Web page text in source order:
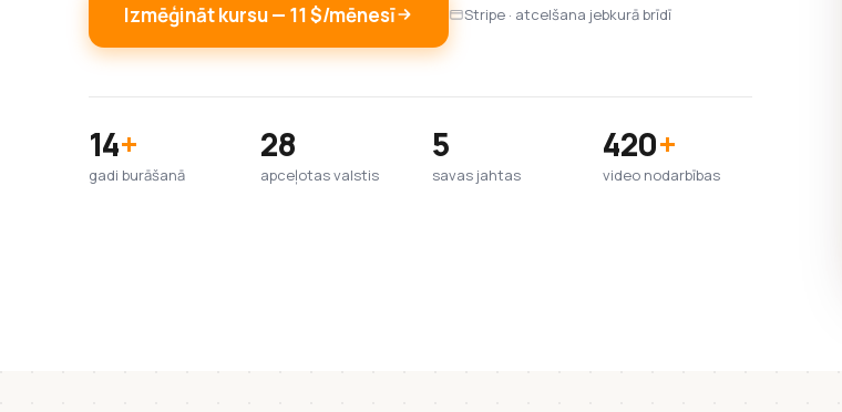
Izmēģināt kursu — 11 $/mēnesī Stripe · atcelšana jebkurā brīdī
14+
gadi burāšanā
28
apceļotas valstis
5
savas jahtas
420+
video nodarbības